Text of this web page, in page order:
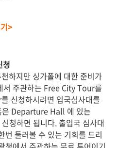
>
청
하지만 싱가폴에 대한 준비가
서 주관하는 Free City Tour를
신청하시려면 입국심사대를
Departure Hall 에 있는
청하면 됩니다. 출입국 심사대
번 둘러볼 수 있는 기회를 드리